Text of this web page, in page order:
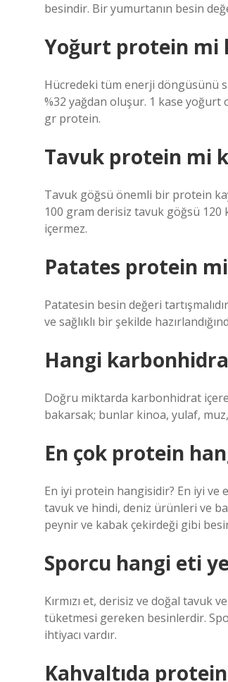
besindir. Bir yumurtanın besin
Yoğurt protein mi
Hücredeki tüm enerji döngüsünü
%32 yağdan oluşur. 1 kase yoğurt
gr protein.
Tavuk protein mi
Tavuk göğsü önemli bir protein
100 gram derisiz tavuk göğsü
içermez.
Patates protein
Patatesin besin değeri
ve sağlıklı bir şekilde
Hangi
Doğru miktarda karbonhidrat
bakarsak; bunlar kinoa, yulaf,
En çok protein
En iyi protein hangisidir? En iyi ve
tavuk ve hindi, deniz ürünleri ve
peynir ve kabak çekirdeği gibi
Sporcu hangi eti
Kırmızı et, derisiz ve doğal tavuk
tüketmesi gereken besinlerdir.
ihtiyacı vardır.
Kahvaltıda